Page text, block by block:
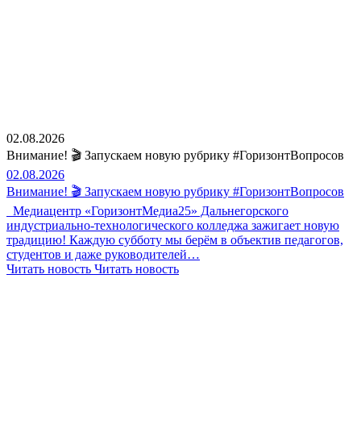
02.08.2026
Внимание! 🎬 Запускаем новую рубрику #ГоризонтВопросов
02.08.2026
Внимание! 🎬 Запускаем новую рубрику #ГоризонтВопросов
Медиацентр «ГоризонтМедиа25» Дальнегорского
индустриально-технологического колледжа зажигает новую
традицию! Каждую субботу мы берём в объектив педагогов,
студентов и даже руководителей…
Читать новость Читать новость